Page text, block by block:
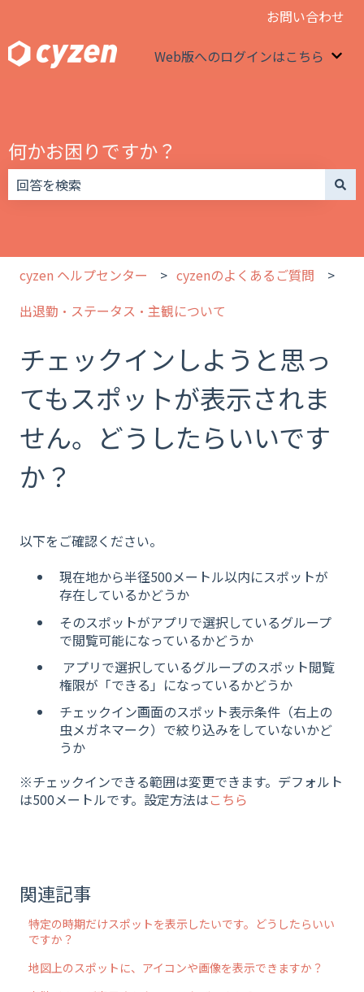
お問い合わせ
Web版へのログインはこちら
何かお困りですか？
cyzen ヘルプセンター
cyzenのよくあるご質問
出退勤・ステータス・主観について
チェックインしようと思っ
てもスポットが表示されま
せん。どうしたらいいです
か？
以下をご確認ください。
現在地から半径500メートル以内にスポットが
存在しているかどうか
そのスポットがアプリで選択しているグループ
で閲覧可能になっているかどうか
アプリで選択しているグループのスポット閲覧
権限が「できる」になっているかどうか
チェックイン画面のスポット表示条件（右上の
虫メガネマーク）で絞り込みをしていないかど
うか
※チェックインできる範囲は変更できます。デフォルト
は500メートルです。設定方法はこちら
関連記事
特定の時期だけスポットを表示したいです。どうしたらいい
ですか？
地図上のスポットに、アイコンや画像を表示できますか？